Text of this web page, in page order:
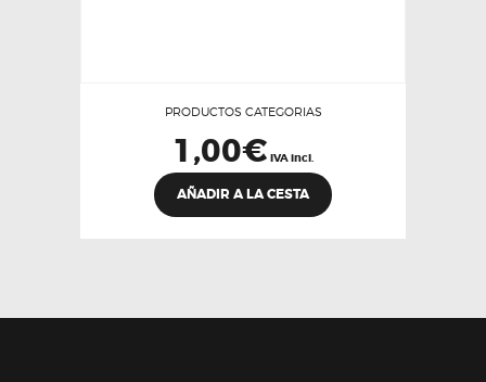
PRODUCTOS CATEGORIAS
1,00€ IVA incl.
AÑADIR A LA CESTA